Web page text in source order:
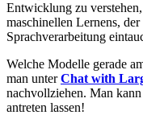
Entwicklung zu
maschinellen Lernens,
Sprachverarbeitung
Welche Modelle gerade
man unterChat with
nachvollziehen. Man
antreten lassen!